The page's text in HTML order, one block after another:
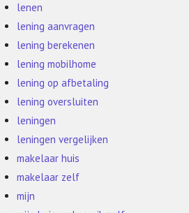
lenen
lening aanvragen
lening berekenen
lening mobilhome
lening op afbetaling
lening oversluiten
leningen
leningen vergelijken
makelaar huis
makelaar zelf
mijn